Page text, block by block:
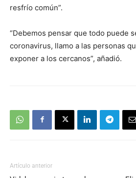
resfrío común”.
“Debemos pensar que todo puede
coronavirus, llamo a las personas
exponer a los cercanos”, añadió.
Artículo anterior